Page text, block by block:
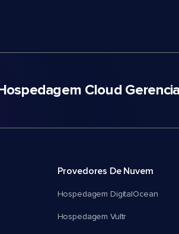
Cloud
Provedores De Nuvem
Hospedagem DigitalOcean
Hospedagem Vultr